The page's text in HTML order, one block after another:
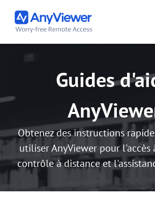
Guides
Obtenez des instructions
utiliser AnyViewer pour l'accès
contrôle à distance et